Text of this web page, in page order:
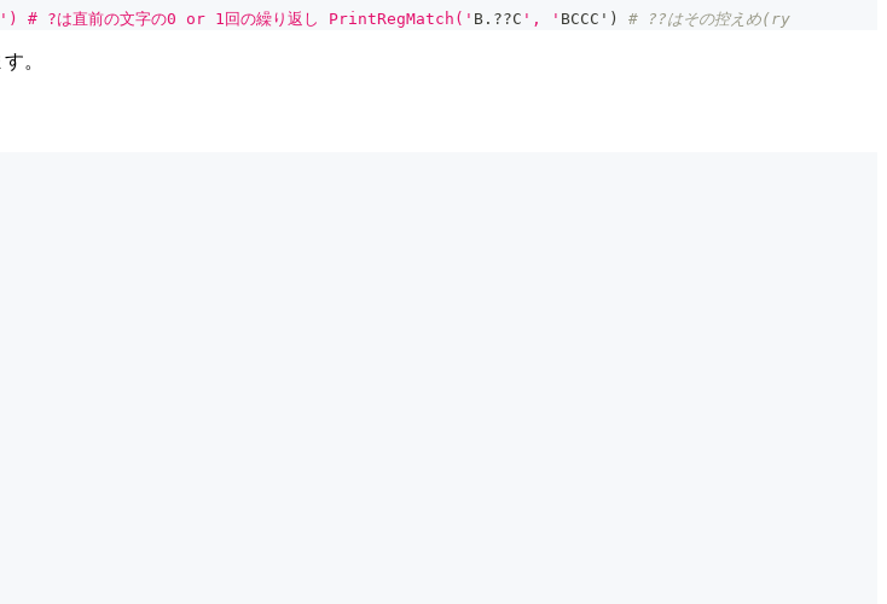
') # ?は直前の文字の0 or 1回の繰り返し PrintRegMatch(' B . ??C ', ' BCCC' ) # ??はその控えめ(ry
。